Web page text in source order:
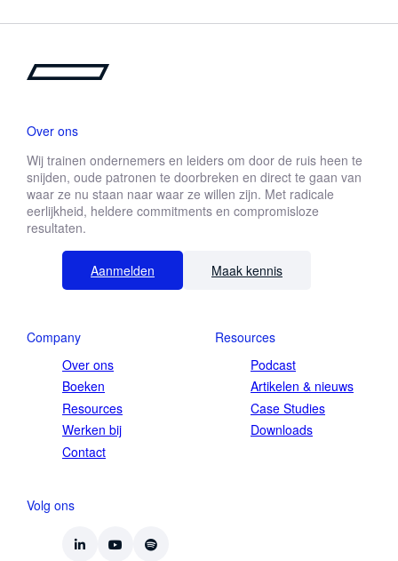
Over ons
Wij trainen ondernemers en leiders om door de ruis heen te
snijden, oude patronen te doorbreken en direct te gaan van
waar ze nu staan naar waar ze willen zijn. Met radicale
eerlijkheid, heldere commitments en compromisloze
resultaten.
Aanmelden Maak kennis
Company
Over ons
Boeken
Resources
Werken bij
Contact
Resources
Podcast
Artikelen & nieuws
Case Studies
Downloads
Volg ons